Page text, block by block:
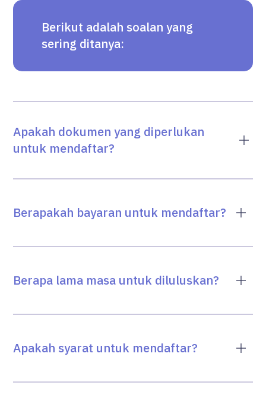
Berikut adalah soalan yang
sering ditanya:
Apakah dokumen yang diperlukan
untuk mendaftar?
Berapakah bayaran untuk mendaftar?
Berapa lama masa untuk diluluskan?
Apakah syarat untuk mendaftar?